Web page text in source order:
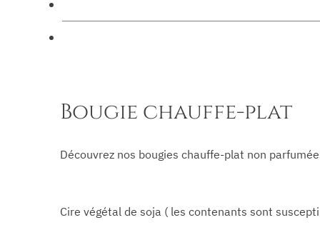
Bougie chauffe-plat
Découvrez nos bougies chauffe-plat non
Cire végétal de soja ( les contenants sont